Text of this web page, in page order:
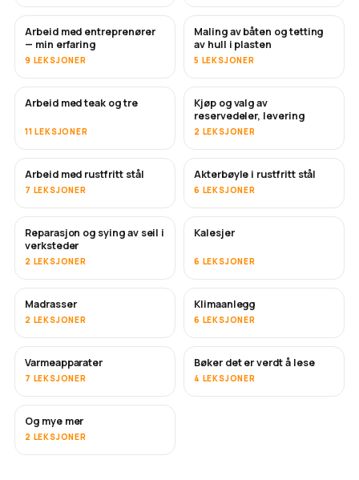
SNART
Arbeid med entreprenører
— min erfaring
9 LEKSJONER
SNART
Maling av båten og tetting
av hull i plasten
5 LEKSJONER
Arbeid med teak og tre
11 LEKSJONER
SNART
Kjøp og valg av
reservedeler, levering
2 LEKSJONER
SNART
Arbeid med rustfritt stål
7 LEKSJONER
Akterbøyle i rustfritt stål
6 LEKSJONER
SNART
Reparasjon og sying av seil i
verksteder
2 LEKSJONER
Kalesjer
6 LEKSJONER
Madrasser
2 LEKSJONER
SNART
Klimaanlegg
6 LEKSJONER
SNART
Varmeapparater
7 LEKSJONER
SNART
Bøker det er verdt å lese
4 LEKSJONER
SNART
Og mye mer
2 LEKSJONER